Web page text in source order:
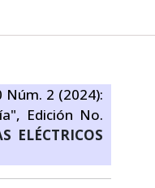
Núm. 2 (2024):
Edición No.
ELÉCTRICOS